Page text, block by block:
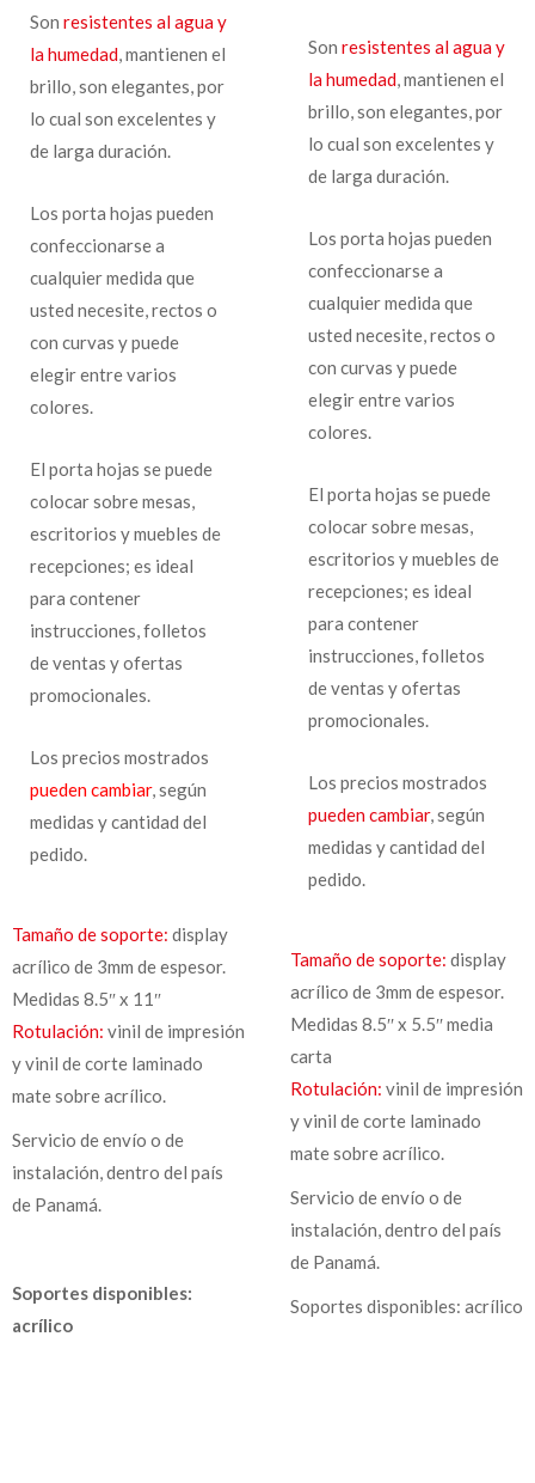
Son resistentes al agua y
la humedad, mantienen el
brillo, son elegantes, por
lo cual son excelentes y
de larga duración.
Los porta hojas pueden
confeccionarse a
cualquier medida que
usted necesite, rectos o
con curvas y puede
elegir entre varios
colores.
El porta hojas se puede
colocar sobre mesas,
escritorios y muebles de
recepciones; es ideal
para contener
instrucciones, folletos
de ventas y ofertas
promocionales.
Los precios mostrados
pueden cambiar, según
medidas y cantidad del
pedido.
Tamaño de soporte: display
acrílico de 3mm de espesor.
Medidas 8.5″ x 11″
Rotulación: vinil de impresión
y vinil de corte laminado
mate sobre acrílico.
Servicio de envío o de
instalación, dentro del país
de Panamá.
Soportes disponibles:
acrílico
Son resistentes al agua y
la humedad, mantienen el
brillo, son elegantes, por
lo cual son excelentes y
de larga duración.
Los porta hojas pueden
confeccionarse a
cualquier medida que
usted necesite, rectos o
con curvas y puede
elegir entre varios
colores.
El porta hojas se puede
colocar sobre mesas,
escritorios y muebles de
recepciones; es ideal
para contener
instrucciones, folletos
de ventas y ofertas
promocionales.
Los precios mostrados
pueden cambiar, según
medidas y cantidad del
pedido.
Tamaño de soporte: display
acrílico de 3mm de espesor.
Medidas 8.5′′ x 5.5′′ media
carta
Rotulación: vinil de impresión
y vinil de corte laminado
mate sobre acrílico.
Servicio de envío o de
instalación, dentro del país
de Panamá.
Soportes disponibles: acrílico